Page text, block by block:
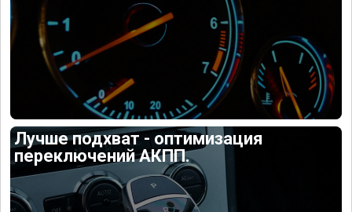
Лучше подхват - оптимизация
переключений АКПП.